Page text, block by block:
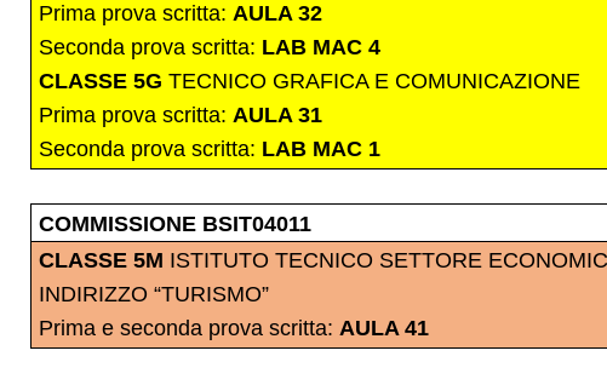
Prima prova scritta: AULA 32
Seconda prova scritta: LAB MAC 4
CLASSE 5G TECNICO GRAFICA E COMUNICAZIONE
Prima prova scritta: AULA 31
Seconda prova scritta: LAB MAC 1
COMMISSIONE BSIT04011
CLASSE 5M ISTITUTO TECNICO SETTORE
INDIRIZZO “TURISMO”
Prima e seconda prova scritta: AULA 41